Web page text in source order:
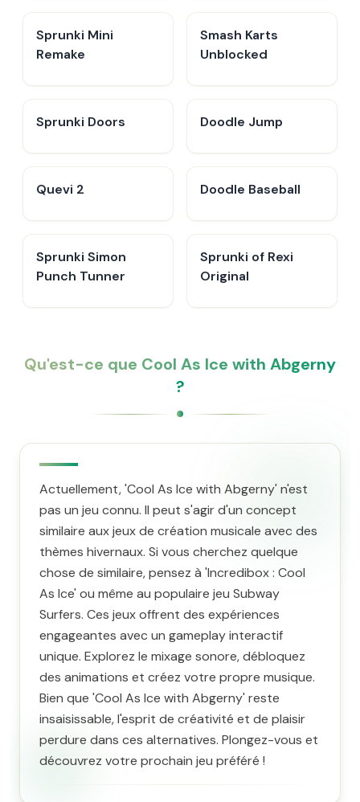
Sprunki Mini
Remake
Smash Karts
Unblocked
Sprunki Doors Doodle Jump
Quevi 2 Doodle Baseball
Sprunki Simon
Punch Tunner
Sprunki of Rexi
Original
Qu'est-ce que Cool As Ice with Abgerny
?
Actuellement, 'Cool As Ice with Abgerny' n'est
pas un jeu connu. Il peut s'agir d'un concept
similaire aux jeux de création musicale avec des
thèmes hivernaux. Si vous cherchez quelque
chose de similaire, pensez à 'Incredibox : Cool
As Ice' ou même au populaire jeu Subway
Surfers. Ces jeux offrent des expériences
engageantes avec un gameplay interactif
unique. Explorez le mixage sonore, débloquez
des animations et créez votre propre musique.
Bien que 'Cool As Ice with Abgerny' reste
insaisissable, l'esprit de créativité et de plaisir
perdure dans ces alternatives. Plongez-vous et
découvrez votre prochain jeu préféré !